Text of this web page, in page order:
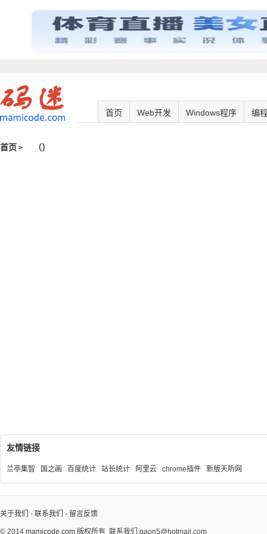
首页 Web开发 Windows程序 编
首页 > （）
友情链接
兰亭集智 国之画 百度统计 站长统计 阿里云 chrome插件 新版天听网
关于我们 - 联系我们 - 留言反馈
© 2014 mamicode.com 版权所有 联系我们:gaon5@hotmail.com